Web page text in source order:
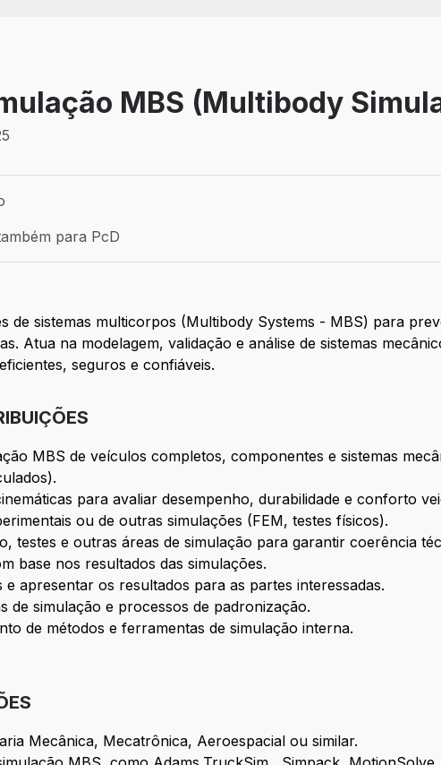
MBS (Multibody
Efetivo
para PcD
para PcD
de sistemas multicorpos (Multibody Systems - MBS) para
Atua na modelagem, validação e análise de sistemas
seguros e confiáveis.
MBS de veículos completos, componentes e sistemas
para avaliar desempenho, durabilidade e conforto
ou de outras simulações (FEM, testes físicos).
testes e outras áreas de simulação para garantir coerência
base nos resultados das simulações.
apresentar os resultados para as partes interessadas.
de simulação e processos de padronização.
de métodos e ferramentas de simulação interna.
Mecânica, Mecatrônica, Aeroespacial ou similar.